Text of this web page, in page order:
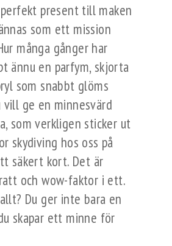
present till maken
som ett mission
många gånger har
ännu en parfym, skjorta
som snabbt glöms
vill ge en minnesvärd
som verkligen sticker ut
skydiving hos oss på
säkert kort. Det är
och wow-faktor i ett.
Du ger inte bara en
skapar ett minne för